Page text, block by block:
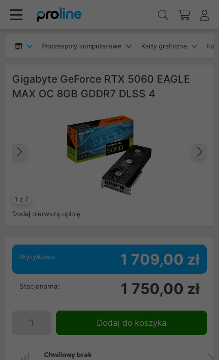
Podzespoły komputerowe Karty graficzne
Gigabyte GeForce RTX 5060 EAGLE
MAX OC 8GB GDDR7 DLSS 4
1 z 7
Poprzedni
Dodaj pierwszą opinię
Wysyłkowa: 1 709,00 zł
Stacjonarna: 1 750,00 zł
Dodaj do koszyka
Chwilowy brak